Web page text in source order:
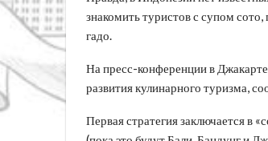
знакомить туристов с супом
гадо.
На пресс-конференции в
развития кулинарного туризма,
Первая стратегия заключается в